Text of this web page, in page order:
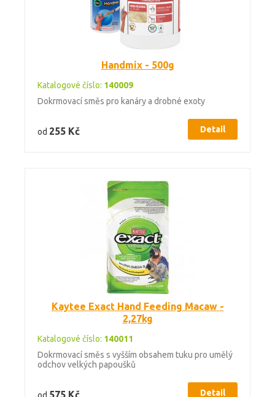
Handmix - 500g
Katalogové číslo: 140009
Dokrmovací směs pro kanáry a drobné exoty
od 255 Kč Detail
Kaytee Exact Hand Feeding Macaw -
2,27kg
Katalogové číslo: 140011
Dokrmovací směs s vyšším obsahem tuku pro umělý
odchov velkých papoušků
od 575 Kč Detail